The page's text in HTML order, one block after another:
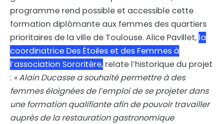
programme rend possible et accessible cette
formation diplômante aux femmes des quartiers
prioritaires de la ville de Toulouse. Alice Pavillet, la
coordinatrice Des Étoiles et des Femmes à
l’association Sororitère, relate l’historique du projet
: « Alain Ducasse a souhaité permettre à des
femmes éloignées de l’emploi de se projeter dans
une formation qualifiante afin de pouvoir travailler
auprès de la restauration gastronomique